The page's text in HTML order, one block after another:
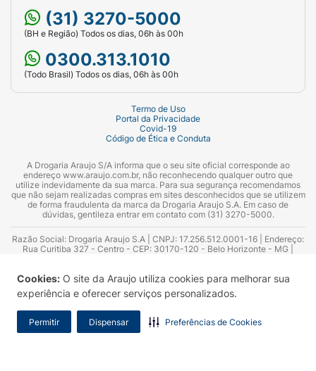
Cookies: O site da Araujo utiliza cookies para melhorar sua
experiência e oferecer serviços personalizados.
Permitir Dispensar Preferências de Cookies
(31) 3270-5000
(BH e Região) Todos os dias, 06h às 00h
0300.313.1010
(Todo Brasil) Todos os dias, 06h às 00h
Termo de Uso
Portal da Privacidade
Covid-19
Código de Ética e Conduta
A Drogaria Araujo S/A informa que o seu site oficial corresponde ao
endereço www.araujo.com.br, não reconhecendo qualquer outro que
utilize indevidamente da sua marca. Para sua segurança recomendamos
que não sejam realizadas compras em sites desconhecidos que se utilizem
de forma fraudulenta da marca da Drogaria Araujo S.A. Em caso de
dúvidas, gentileza entrar em contato com (31) 3270-5000.
Razão Social: Drogaria Araujo S.A | CNPJ: 17.256.512.0001-16 | Endereço:
Rua Curitiba 327 - Centro - CEP: 30170-120 - Belo Horizonte - MG |
Azevedo Guimarães – CRF 10.965 | Yasmin Silva Alvarenga – CRF 52.584 -
Consultor substituto: Thiago Aguiar Pinheiro - CRF Nº 13.748. Alvará
Sanitário: 2025020713 | Autorização de Funcionamento da Empresa (AFE):